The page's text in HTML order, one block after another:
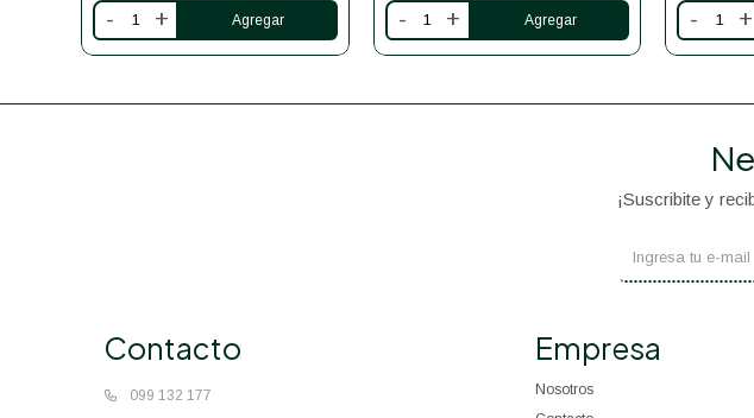
- + - + - +
Contacto
099 132 177
Empresa
Nosotros
¡Suscribite y